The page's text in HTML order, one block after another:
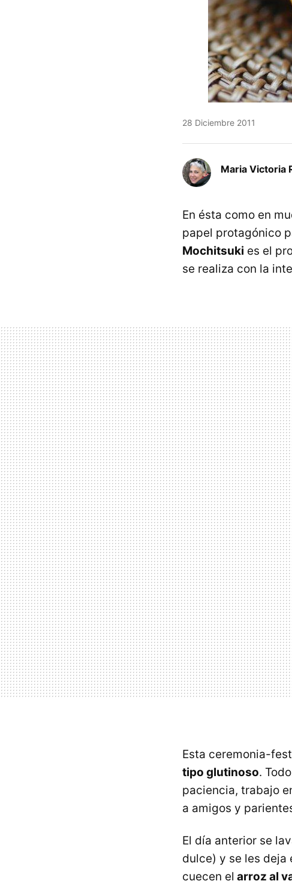
28 Diciembre 2011
Maria Victoria
En ésta como en
papel protagónico
Mochitsuki es el
se realiza con la
Esta ceremonia-
tipo glutinoso.
paciencia, trabajo
a amigos y
El día anterior se
dulce) y se les deja
cuecen el arroz al